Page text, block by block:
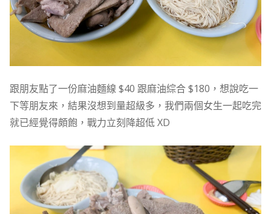
跟朋友點了一份麻油麵線 $40 跟麻油綜合 $180，想說吃一
下等朋友來，結果沒想到量超級多，我們兩個女生一起吃完
就已經覺得頗飽，戰力立刻降超低 XD